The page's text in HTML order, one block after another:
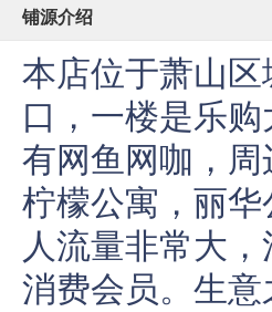
铺源介绍
本店位于萧山
口，一楼是乐
有网鱼网咖，
柠檬公寓，丽
人流量非常大
消费会员。生